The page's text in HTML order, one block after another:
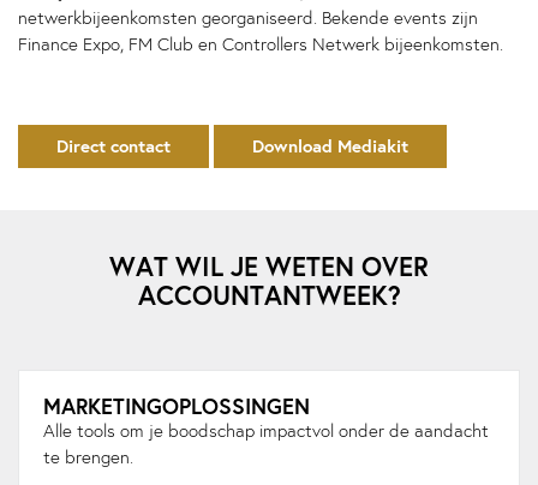
netwerkbijeenkomsten georganiseerd. Bekende events zijn
Finance Expo, FM Club en Controllers Netwerk bijeenkomsten.​
Direct contact Download Mediakit
WAT WIL JE WETEN OVER
ACCOUNTANTWEEK?
MARKETINGOPLOSSINGEN
Alle tools om je boodschap impactvol onder de aandacht
te brengen.